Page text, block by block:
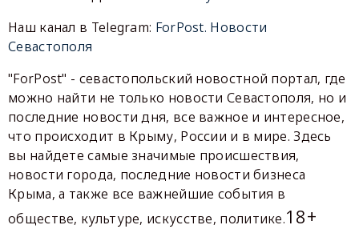
Наш канал в Telegram: ForPost. Новости
Севастополя
"ForPost" - севастопольский новостной портал, где
можно найти не только новости Севастополя, но и
последние новости дня, все важное и интересное,
что происходит в Крыму, России и в мире. Здесь
вы найдете самые значимые происшествия,
новости города, последние новости бизнеса
Крыма, а также все важнейшие события в
обществе, культуре, искусстве, политике.18+